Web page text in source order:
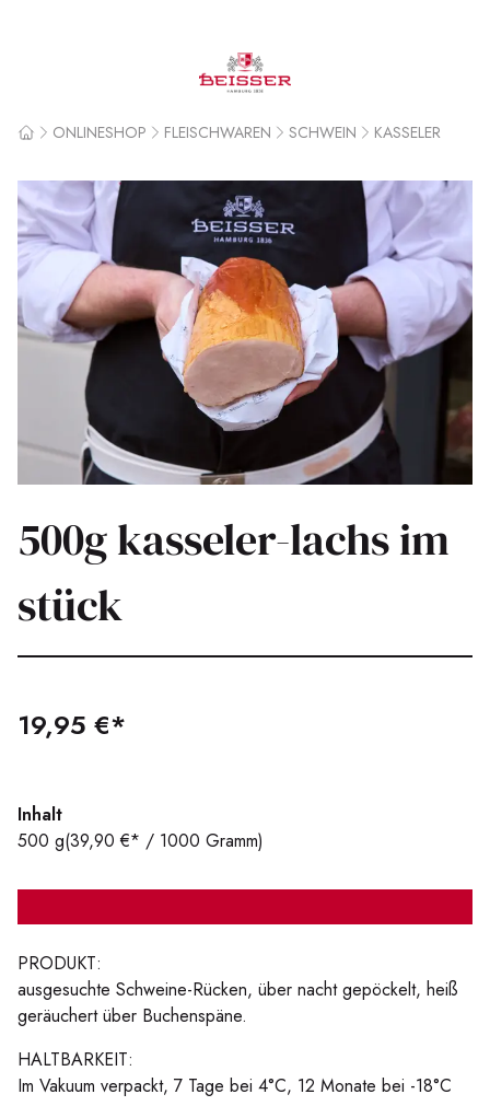
Beisser
ONLINESHOP FLEISCHWAREN SCHWEIN KASSELER
500g kasseler-lachs im
stück
19,95 €*
Inhalt
500 g(39,90 €* / 1000 Gramm)
PRODUKT:
ausgesuchte Schweine-Rücken, über nacht gepöckelt, heiß
geräuchert über Buchenspäne.
HALTBARKEIT:
Im Vakuum verpackt, 7 Tage bei 4°C, 12 Monate bei -18°C